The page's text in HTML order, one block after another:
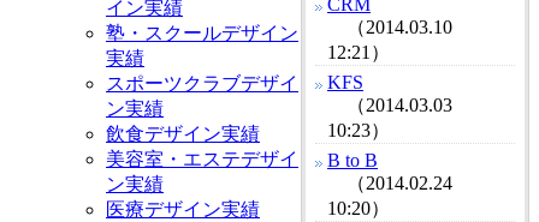
（2014.03.10
12:21）
KFS
（2014.03.03
10:23）
B to B
（2014.02.24
10:20）
イン実績
塾・スクールデザイン
実績
スポーツクラブデザイ
ン実績
飲食デザイン実績
美容室・エステデザイ
ン実績
医療デザイン実績